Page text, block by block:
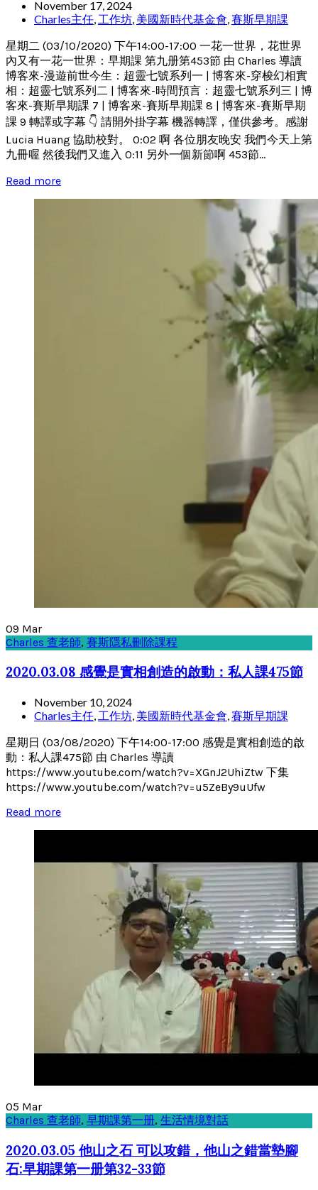
November 17, 2024
Charles主任 工作坊 美國新時代基金會 賽斯早期課
星期二 (03/10/2020) 下午14:00-17:00 一花一世界，花世界
內又有一花一世界：早期課 第九册第453節 由 Charles 導讀
博客來-漫遊前世今生：超靈七號系列一 | 博客來-穿梭幻相實
相：超靈七號系列二 | 博客來-時間預言：超靈七號系列三 | 博
客來-賽斯早期課 7 | 博客來-賽斯早期課 8 | 博客來-賽斯早期
課 9 轉譯或字幕 👇 請開外掛字幕 機器轉譯，僅供參考。感謝
Lucia Huang 協助校對。 0:02 啊 各位朋友晚安 我們今天上第
九冊喔 然後我們又進入 0:11 另外一個新節啊 453節...
Read more
09 Mar
Charles 查老師, 賽斯隱私刪除課程
2020.03.08 感覺是實相創造的啟動：私人課475節
November 10, 2024
Charles主任, 工作坊, 美國新時代基金會,賽斯早期課
星期日 (03/08/2020) 下午14:00-17:00 感覺是實相創造的啟
動：私人課475節 由 Charles 導讀
https://www.youtube.com/watch?v=XGnJ2UhiZtw 下集
https://www.youtube.com/watch?v=u5ZeBy9uUfw
Read more
05 Mar
Charles 查老師, 早期課第一册, 生活情境對話
2020.03.05 他山之石 可以攻錯，他山之錯當墊腳
石:早期課第一册第32-33節